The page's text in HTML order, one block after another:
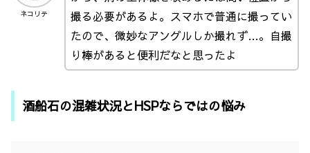
ネコリテ
撮る必要があるよ。スマホで普通に撮ってい
たので、微妙なアングルしか撮れず…。自撮
り棒があると便利だなと思ったよ
酒船石の混雑状況とHSPならではの悩み